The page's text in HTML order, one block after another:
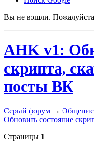
Вы не вошли.
AHK v1:
скрипта,
посты ВК
Серый форум → Общение
Обновить состояние
Страницы 1